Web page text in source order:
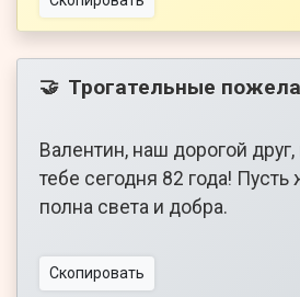
🤝 Трогательные
Валентин, наш дорогой
тебе сегодня 82 года! Пусть
полна света и добра.
Скопировать